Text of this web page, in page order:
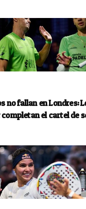
no fallan en Londres:
el cartel de